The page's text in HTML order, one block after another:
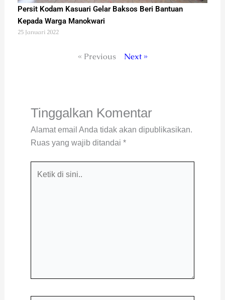
Persit Kodam Kasuari Gelar Baksos Beri Bantuan
Kepada Warga Manokwari
25 Januari 2022
« Previous Next »
Tinggalkan Komentar
Alamat email Anda tidak akan dipublikasikan.
Ruas yang wajib ditandai *